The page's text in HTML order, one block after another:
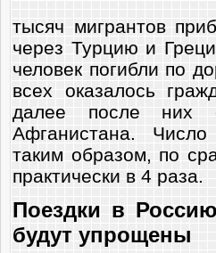
тысяч мигрантов
через Турцию и
человек погибли по
всех оказалось
далее после них
Афганистана.
таким образом, по
практически в 4 раза.
Поездки в
будут упрощены